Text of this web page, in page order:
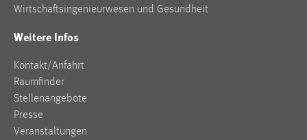
Wirtschaftsingenieurwesen und Gesundheit
Weitere Infos
Kontakt/Anfahrt
Raumfinder
Stellenangebote
Presse
Veranstaltungen
Facebook
Zweck:
Cookie Laufzeit: